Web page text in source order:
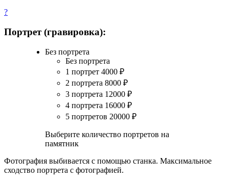
?
Портрет (гравировка):
Без портрета
Без портрета
1 портрет 4000 ₽
2 портрета 8000 ₽
3 портрета 12000 ₽
4 портрета 16000 ₽
5 портретов 20000 ₽
Выберите количество портретов на
памятник
Фотография выбивается с помощью станка. Максимальное
сходство портрета с фотографией.